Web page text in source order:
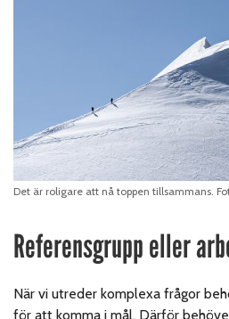
Det är roligare att nå toppen tillsammans.
Referensgrupp eller
När vi utreder komplexa frågor
för att komma i mål. Därför